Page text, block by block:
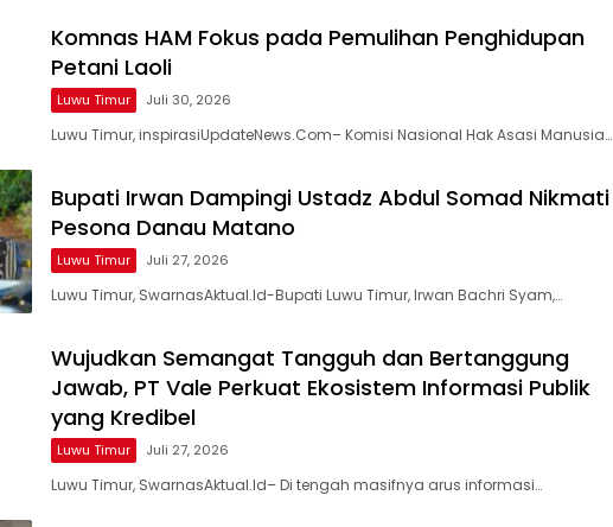
Komnas HAM Fokus pada Pemulihan Penghidupan
Petani Laoli
Luwu Timur Juli 30, 2026
Luwu Timur, inspirasiUpdateNews.Com– Komisi Nasional Hak Asasi Manusia…
Bupati Irwan Dampingi Ustadz Abdul Somad Nikmati
Pesona Danau Matano
Luwu Timur Juli 27, 2026
Luwu Timur, SwarnasAktual.Id-Bupati Luwu Timur, Irwan Bachri Syam,…
Wujudkan Semangat Tangguh dan Bertanggung
Jawab, PT Vale Perkuat Ekosistem Informasi Publik
yang Kredibel
Luwu Timur Juli 27, 2026
Luwu Timur, SwarnasAktual.Id– Di tengah masifnya arus informasi…